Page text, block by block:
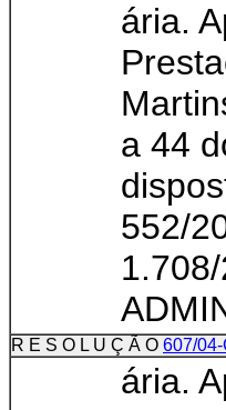
ária.
a 44
552/
R E S O L U Ç Ã O 607/
ária.